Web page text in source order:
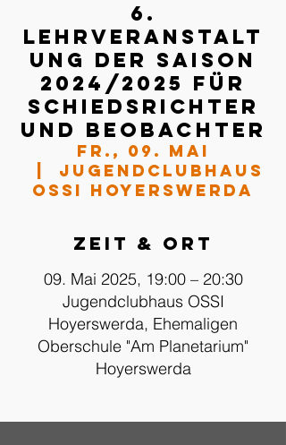
6.
Lehrveranstalt
ung der Saison
2024/2025 für
Schiedsrichter
und Beobachter
Fr., 09. Mai
Jugendclubhaus
OSSI Hoyerswerda
Zeit & Ort
09. Mai 2025, 19:00 – 20:30
Jugendclubhaus OSSI
Hoyerswerda, Ehemaligen
Oberschule "Am Planetarium"
Hoyerswerda